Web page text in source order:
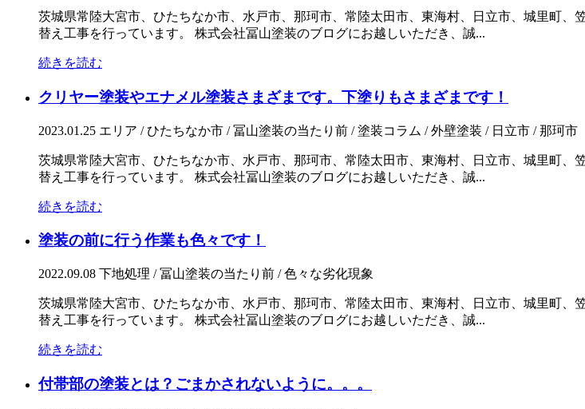
茨城県常陸大宮市、ひたちなか市、水戸市、那珂市、常陸太田市、東海村、日立市、城里町
替え工事を行っています。 株式会社冨山塗装のブログにお越しいただき、誠...
続きを読む
クリヤー塗装やエナメル塗装さまざまです。下塗りもさまざまです！
2023.01.25 エリア / ひたちなか市 / 冨山塗装の当たり前 / 塗装コラム / 外壁塗装 / 日立市 / 那珂市
茨城県常陸大宮市、ひたちなか市、水戸市、那珂市、常陸太田市、東海村、日立市、城里町
替え工事を行っています。 株式会社冨山塗装のブログにお越しいただき、誠...
続きを読む
塗装の前に行う作業も色々です！
2022.09.08 下地処理 / 冨山塗装の当たり前 / 色々な劣化現象
茨城県常陸大宮市、ひたちなか市、水戸市、那珂市、常陸太田市、東海村、日立市、城里町
替え工事を行っています。 株式会社冨山塗装のブログにお越しいただき、誠...
続きを読む
付帯部の塗装とは？ごまかされないように。。。